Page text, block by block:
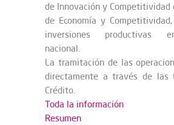
de Innovación y Competitividad
de Economía y
inversiones productivas
nacional.
La tramitación de las
directamente a través de las
Crédito.
Toda la información
Resumen